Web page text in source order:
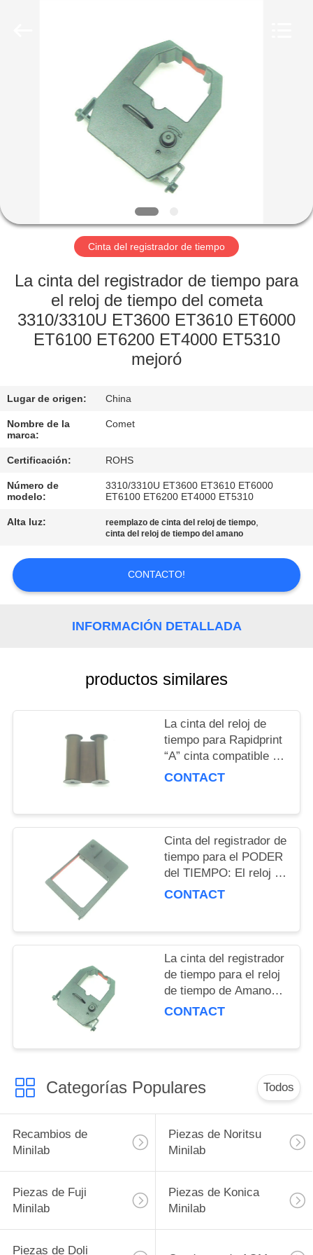
PRODUCTOS
VISITA
LA
FÁBRICA
CONTROL
CONTÁCTENOS
SOLICITAR
UNA
COTIZACIÓN
MAPA
DEL
Cinta del registrador de tiempo
La cinta del registrador de tiempo para
el reloj de tiempo del cometa
3310/3310U ET3600 ET3610 ET6000
ET6100 ET6200 ET4000 ET5310
mejoró
Lugar de origen: China
Nombre de la
marca:
Comet
Certificación: ROHS
Número de
modelo:
3310/3310U ET3600 ET3610 ET6000
ET6100 ET6200 ET4000 ET5310
Alta luz: reemplazo de cinta del reloj de tiempo,
cinta del reloj de tiempo del amano
CONTACTO!
INFORMACIÓN DETALLADA
productos similares
La cinta del reloj de
tiempo para Rapidprint
“A” cinta compatible de
Widmer T, de D o de la
DE NYLON 1096-0
mejorado
CONTACT
Cinta del registrador de
tiempo para el PODER
del TIEMPO: El reloj de
tiempo de QR-2000
CONTACT
La cinta del registrador
de tiempo para el reloj
de tiempo de Amano
EX3500/5100/5300/5200/
CONTACT
Categorías Populares Todos
Recambios de
Minilab
Piezas de Noritsu
Minilab
Piezas de Fuji
Minilab
Piezas de Konica
Minilab
Piezas de Doli